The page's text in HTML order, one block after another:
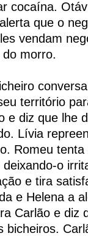
cocaína.
que o
vendam
morro.
território
e diz que lhe
Lívia
Romeu
deixando-o
e tira
e Helena a
Carlão e diz
bicheiros.